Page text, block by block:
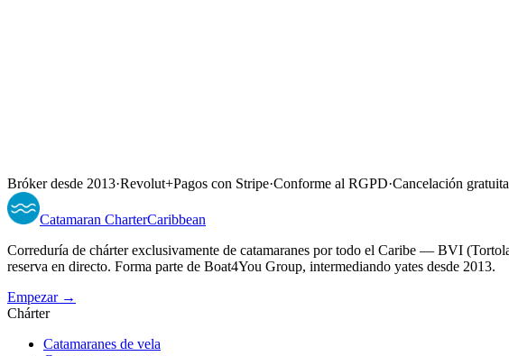
Bróker desde 2013·Revolut+Pagos con Stripe·Conforme al RGPD·Cancelación
Catamaran CharterCaribbean
Correduría de chárter exclusivamente de catamaranes por todo el Caribe — BVI
reserva en directo. Forma parte de Boat4You Group, intermediando yates desde 2013.
Empezar →
Chárter
Catamaranes de vela